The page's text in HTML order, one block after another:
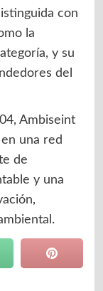
con
la
y su
del
Ambiseint
una red
de
y una